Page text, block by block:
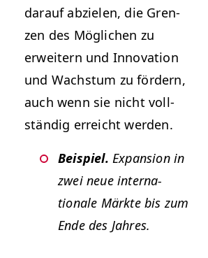
darauf abzie­len, die Gren­
zen des Möglichen zu
erweit­ern und Inno­va­tion
und Wach­s­tum zu fördern,
auch wenn sie nicht voll­
ständig erre­icht werden.
Beispiel. Expan­sion in
zwei neue inter­na­
tionale Märk­te bis zum
Ende des Jahres.